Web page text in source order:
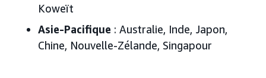
Koweït
Asie-Pacifique : Australie, Inde, Japon,
Chine, Nouvelle-Zélande, Singapour